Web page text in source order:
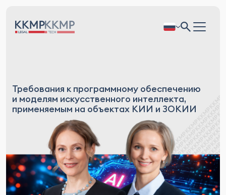
Требования к программному обеспечению
и моделям искусственного интеллекта,
применяемым на объектах КИИ и ЗОКИИ